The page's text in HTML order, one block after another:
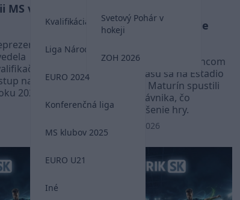
Kvalifikácia MS 2026
Liga Národov
EURO 2024
Konferenčná liga
MS klubov 2025
EURO U21
Iné
Svetový Pohár v
hokeji
ZOH 2026
vo
A-
na
2026.
rozhodnúť. Vo Venezuele
spustili postrekovače
Približne 90 sekúnd pred koncom
nadstaveného času sa na Estadio
Monumental de Maturín spustili
postrekovače trávnika, čo
spôsobilo prerušenie hry.
Kvalifikácia MS 2026